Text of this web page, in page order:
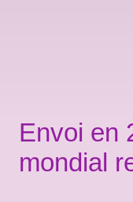
Envoi en
mondial